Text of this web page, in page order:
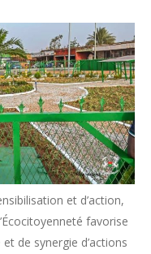
et d’action,
favorise
de synergie d’actions